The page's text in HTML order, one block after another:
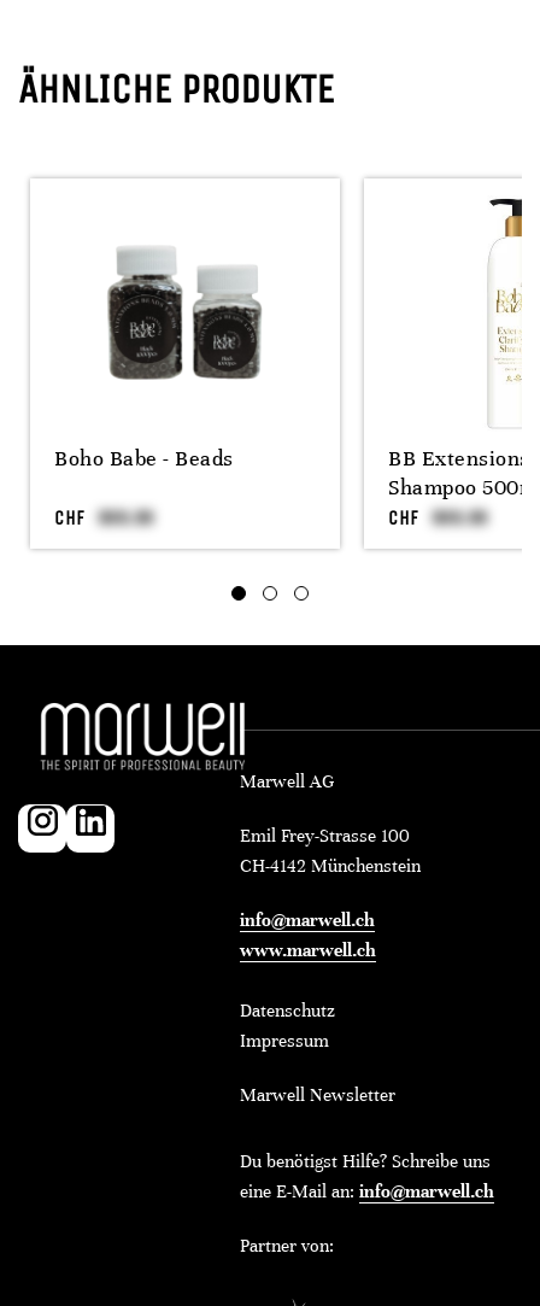
ÄHNLICHE PRODUKTE
Boho Babe - Beads
CHF
BB
Shampoo
CHF
Marwell AG
Emil Frey-Strasse 100
CH-4142 Münchenstein
info@marwell.ch
www.marwell.ch
Datenschutz
Impressum
Marwell Newsletter
Du benötigst Hilfe? Schreibe uns
eine E-Mail an: info@marwell.ch
Partner von: